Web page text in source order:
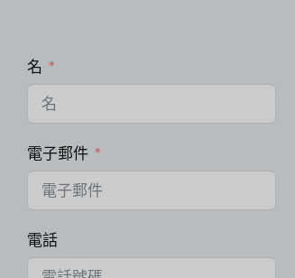
名
電子郵件
電話